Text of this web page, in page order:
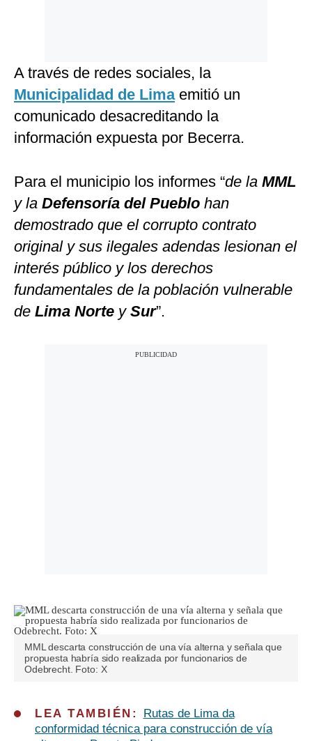
A través de redes sociales, la
Municipalidad de Limaemitió un
comunicado desacreditando la
información expuesta por Becerra.
Para el municipio los informes “de la MML
y la Defensoría del Pueblo han
demostrado que el corrupto contrato
original y sus ilegales adendas lesionan el
interés público y los derechos
fundamentales de la población vulnerable
de Lima Norte y Sur”.
MML descarta construcción de una vía alterna y señala que
propuesta habría sido realizada por funcionarios de
Odebrecht. Foto: X
LEA TAMBIÉN:
Rutas de Lima da
conformidad técnica para construcción de vía